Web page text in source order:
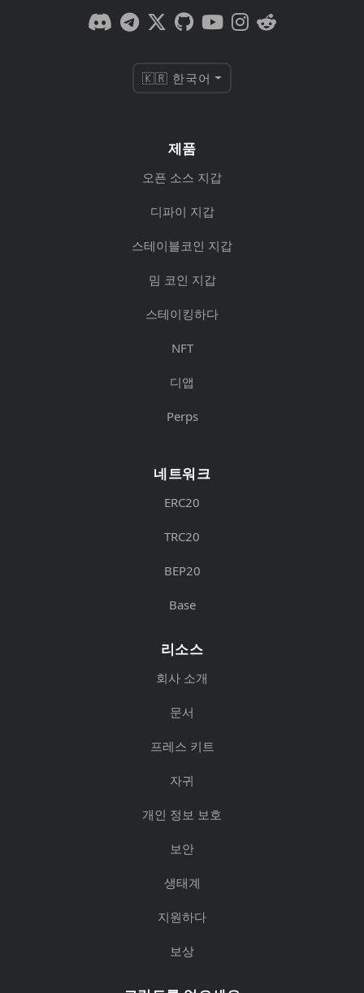
🇰🇷 한국어
제품
오픈 소스 지갑
디파이 지갑
스테이블코인 지갑
밈 코인 지갑
스테이킹하다
NFT
디앱
Perps
네트워크
ERC20
TRC20
BEP20
Base
리소스
회사 소개
문서
프레스 키트
자귀
개인 정보 보호
보안
생태계
지원하다
보상